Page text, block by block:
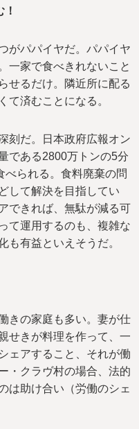
がパパイヤだ。パパイヤ
一家で食べきれないこと
せるだけ。隣近所に配る
て済むことになる。
刻だ。日本政府広報オン
である2800万トンの5分
べられる。食料廃棄の問
して解決を目指してい
できれば、無駄が減る可
て運用するのも、複雑な
も有益といえそうだ。
きの家庭も多い。妻が仕
せきが料理を作って、一
ェアすること、それが働
・クラヴ村の場合、法的
は助け合い（労働のシェ